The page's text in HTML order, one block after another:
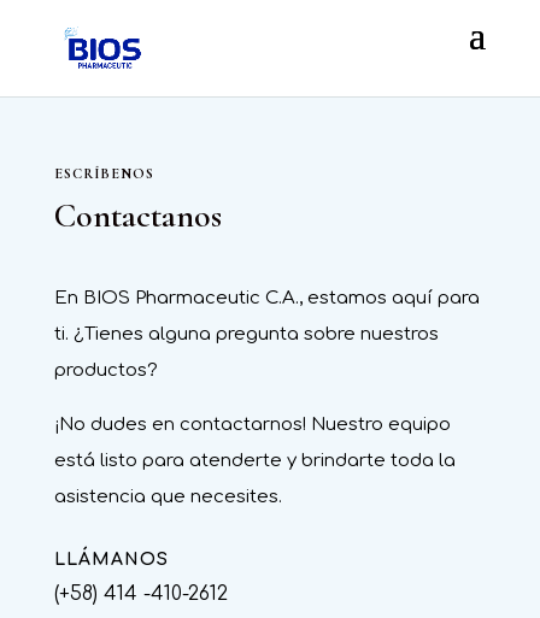
ESCRÍBENOS
Contactanos
En BIOS Pharmaceutic C.A., estamos aquí para
ti. ¿Tienes alguna pregunta sobre nuestros
productos?
¡No dudes en contactarnos! Nuestro equipo
está listo para atenderte y brindarte toda la
asistencia que necesites.
LLÁMANOS
(+58) 414 -410-2612